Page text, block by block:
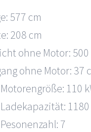
577 cm
208 cm
ohne Motor: 500
ohne Motor: 37
Motorengröße: 110
Ladekapazität: 1180
7